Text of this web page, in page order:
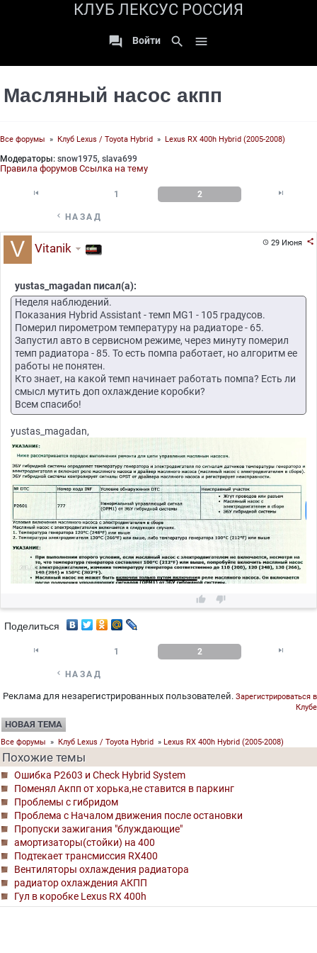
КЛУБ ЛЕКСУС РОССИЯ
 Войти search 
Масляный насос акпп
Все форумы » Клуб Lexus / Toyota Hybrid » Lexus RX 400h Hybrid (2005-2008)
Модераторы: snow1975, slava699
Правила форумов Ссылка на тему
 1 2 
 НАЗАД
29 Июня 
Vitanik
yustas_magadan писал(а):
Неделя наблюдений.
Показания Hybrid Assistant - темп MG1 - 105 градусов.
Померил пирометром температуру на радиаторе - 65.
Запустил авто в сервисном режиме, через минуту померил
темп радиатора - 85. То есть помпа работает, но алгоритм ее
работы не понятен.
Кто знает, на какой темп начинает работать помпа? Есть ли
смысл мутить доп охлаждение коробки?
Всем спасибо!
yustas_magadan,
 
Поделиться
 1 2 
 НАЗАД
Реклама для незарегистрированных пользователей. Зарегистрироваться в
Клубе
НОВАЯ ТЕМА
Все форумы » Клуб Lexus / Toyota Hybrid » Lexus RX 400h Hybrid (2005-2008)
Похожие темы
Ошибка P2603 и Check Hybrid System
Поменял Акпп от хорька,не ставится в паркинг
Проблемы с гибридом
Проблема с Началом движения после остановки
Пропуски зажигания "блуждающие"
амортизаторы(стойки) на 400
Подтекает трансмиссия RX400
Вентиляторы охлаждения радиатора
радиатор охлаждения АКПП
Гул в коробке Lexus RX 400h